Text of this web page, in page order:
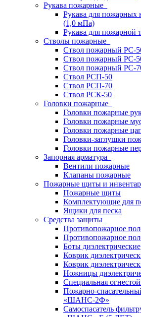
Рукава пожарные
Рукава для пожарных
(1,0 мПа)
Рукава для пожарной
Стволы пожарные
Ствол пожарный РС-
Ствол пожарный РС-
Ствол пожарный РС-
Ствол РСП-50
Ствол РСП-70
Ствол РСК-50
Головки пожарные
Головки пожарные
Головки пожарные
Головки пожарные
Головки-заглушки
Головки пожарные
Запорная арматура
Вентили пожарные
Клапаны пожарные
Пожарные щиты и
Пожарные щиты
Комплектующие для
Ящики для песка
Средства защиты
Противопожарное
Противопожарное
Боты диэлектрические
Коврик
Коврик
Ножницы
Специальная
Пожарно-
«ШАНС-2Ф»
Самоспасатель